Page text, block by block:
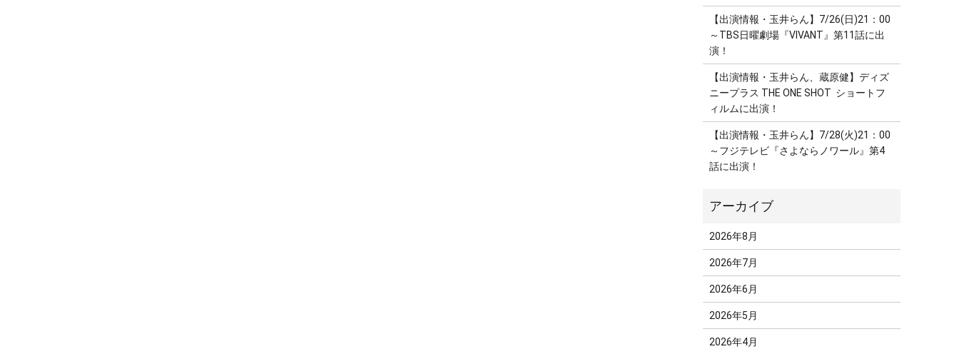
【出演情報・玉井らん】7/26(日)21：00
～TBS日曜劇場『VIVANT』第11話に出
演！
【出演情報・玉井らん、蔵原健】ディズ
ニープラス THE ONE SHOT ショートフ
ィルムに出演！
【出演情報・玉井らん】7/28(火)21：00
～フジテレビ『さよならノワール』第4
話に出演！
2026年8月
2026年7月
2026年6月
2026年5月
2026年4月